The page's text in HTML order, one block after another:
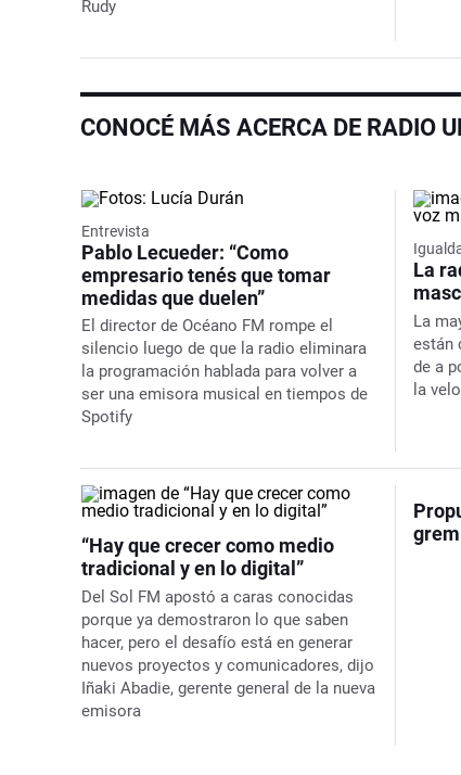
Rudy
CONOCÉ MÁS ACERCA DE RADIO
Entrevista
Pablo Lecueder: “Como
empresario tenés que tomar
medidas que duelen”
El director de Océano FM rompe el
silencio luego de que la radio eliminara
la programación hablada para volver a
ser una emisora musical en tiempos de
Spotify
La
La
están
de a
la
“Hay que crecer como medio
tradicional y en lo digital”
Del Sol FM apostó a caras conocidas
porque ya demostraron lo que saben
hacer, pero el desafío está en generar
nuevos proyectos y comunicadores, dijo
Iñaki Abadie, gerente general de la nueva
emisora